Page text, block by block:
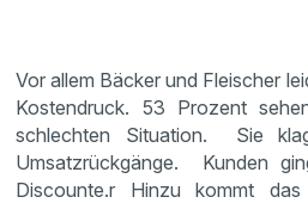
Vor allem Bäcker und Fleischer
Kostendruck. 53 Prozent
schlechten Situation. Sie
Umsatzrückgänge. Kunden
Discounte.r Hinzu kommt